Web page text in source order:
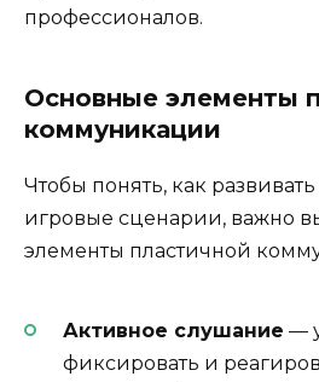
профессионалов.
Основные элементы
коммуникации
Чтобы понять, как
игровые сценарии, важно
элементы пластичной
Активное слушание —
фиксировать и